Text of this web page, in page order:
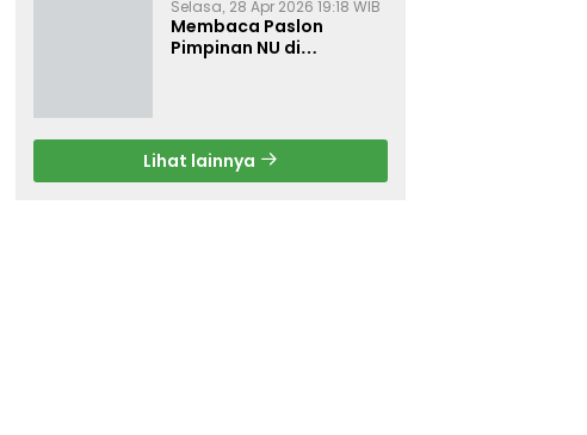
Selasa, 28 Apr 2026 19:18 WIB
Membaca Paslon
Pimpinan NU di
Lihat lainnya